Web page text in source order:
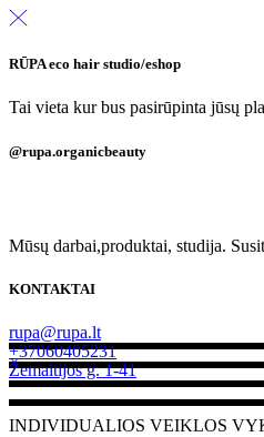
RŪPA eco hair studio/eshop
Tai vieta kur bus pasirūpinta jūsų
@rupa.organicbeauty
Mūsų darbai,produktai, studija.
KONTAKTAI
rupa@rupa.lt
+37060405231
Žemaitijos g. 1-41
INDIVIDUALIOS VEIKLOS